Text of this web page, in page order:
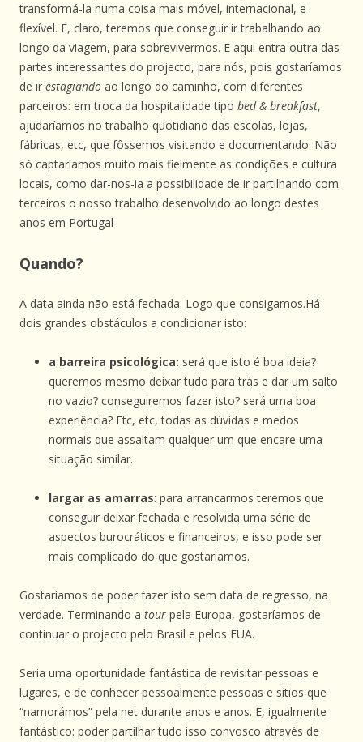
transformá-la numa coisa mais móvel, internacional, e
flexível. E, claro, teremos que conseguir ir trabalhando ao
longo da viagem, para sobrevivermos. E aqui entra outra das
partes interessantes do projecto, para nós, pois gostaríamos
de ir estagiando ao longo do caminho, com diferentes
parceiros: em troca da hospitalidade tipo bed & breakfast,
ajudaríamos no trabalho quotidiano das escolas, lojas,
fábricas, etc, que fôssemos visitando e documentando. Não
só captaríamos muito mais fielmente as condições e cultura
locais, como dar-nos-ia a possibilidade de ir partilhando com
terceiros o nosso trabalho desenvolvido ao longo destes
anos em Portugal
Quando?
A data ainda não está fechada. Logo que consigamos.Há
dois grandes obstáculos a condicionar isto:
a barreira psicológica: será que isto é boa ideia?
queremos mesmo deixar tudo para trás e dar um salto
no vazio? conseguiremos fazer isto? será uma boa
experiência? Etc, etc, todas as dúvidas e medos
normais que assaltam qualquer um que encare uma
situação similar.
largar as amarras: para arrancarmos teremos que
conseguir deixar fechada e resolvida uma série de
aspectos burocráticos e financeiros, e isso pode ser
mais complicado do que gostaríamos.
Gostaríamos de poder fazer isto sem data de regresso, na
verdade. Terminando a tour pela Europa, gostaríamos de
continuar o projecto pelo Brasil e pelos EUA.
Seria uma oportunidade fantástica de revisitar pessoas e
lugares, e de conhecer pessoalmente pessoas e sítios que
“namorámos” pela net durante anos e anos. E, igualmente
fantástico: poder partilhar tudo isso convosco através de